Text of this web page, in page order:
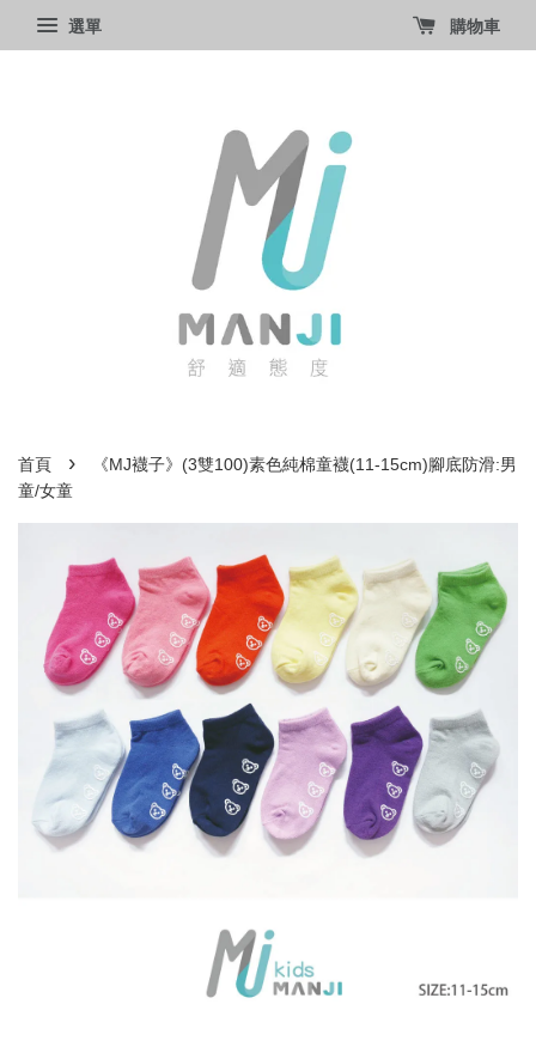
選單 購物車
首頁 ›
《MJ襪子》(3雙100)素色純棉童襪(11-15cm)腳底防滑:男
童/女童